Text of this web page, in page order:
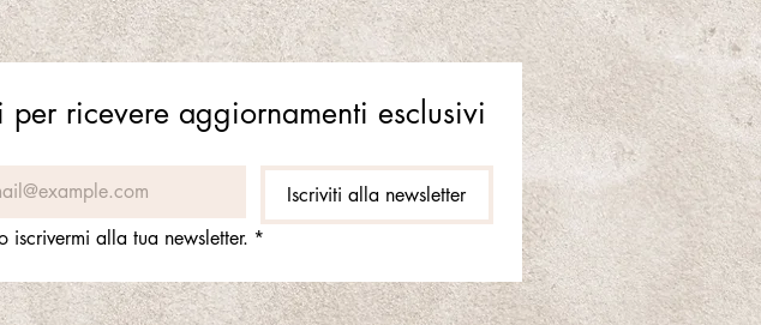
per ricevere aggiornamenti esclusivi
Iscriviti alla newsletter
iscrivermi alla tua newsletter. *